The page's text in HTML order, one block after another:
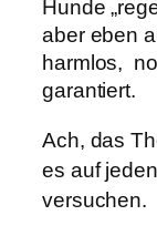
Hunde
aber eben
harmlos,
garantiert.
Ach, das
es auf
versuchen.